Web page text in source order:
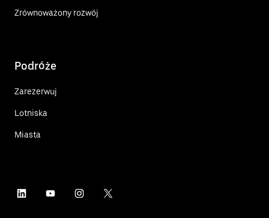
Zrównoważony rozwój
Podróże
Zarezerwuj
Lotniska
Miasta